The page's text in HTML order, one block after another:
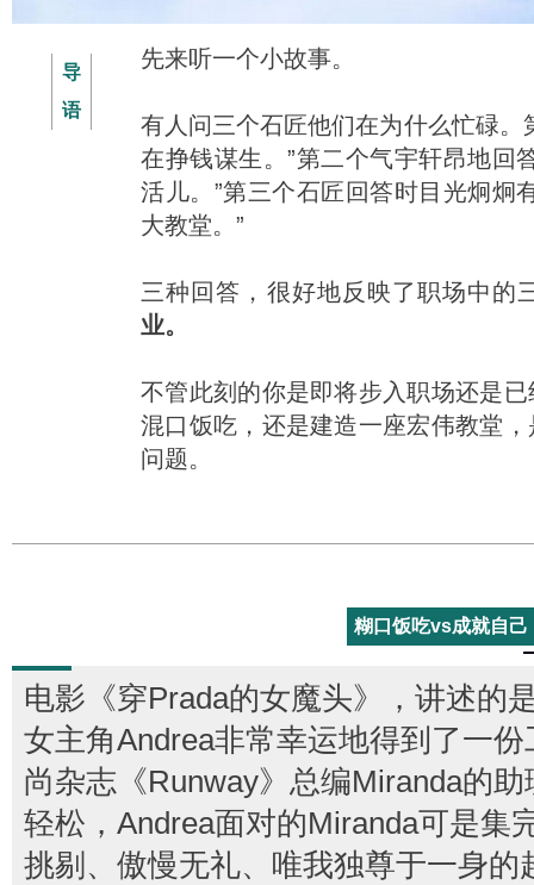
导
语
先来听一个小故事。
有人问三个石匠他们在为什么忙碌。
在挣钱谋生。”第二个气宇轩昂地回
活儿。”第三个石匠回答时目光炯炯
大教堂。”
三种回答，很好地反映了职场中的
业。
不管此刻的你是即将步入职场还是
混口饭吃，还是建造一座宏伟教堂
问题。
糊口饭吃vs成就自己
电影《穿Prada的女魔头》，讲述的
女主角Andrea非常幸运地得到了一
尚杂志《Runway》总编Miranda的
轻松，Andrea面对的Miranda可是集
挑剔、傲慢无礼、唯我独尊于一身的